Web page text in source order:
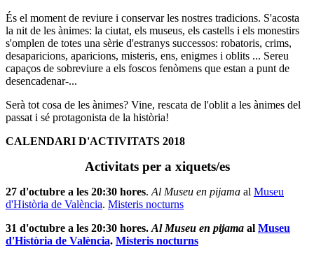
És el moment de reviure i conservar les nostres tradicions. S'acosta
la nit de les ànimes: la ciutat, els museus, els castells i els monestirs
s'omplen de totes una sèrie d'estranys successos: robatoris, crims,
desaparicions, aparicions, misteris, ens, enigmes i oblits ... Sereu
capaços de sobreviure a els foscos fenòmens que estan a punt de
desencadenar-...
Serà tot cosa de les ànimes? Vine, rescata de l'oblit a les ànimes del
passat i sé protagonista de la història!
CALENDARI D'ACTIVITATS 2018
Activitats per a xiquets/es
27 d'octubre a les 20:30 hores. Al Museu en pijama al Museu
d'Història de València. Misteris nocturns
31 d'octubre a les 20:30 hores. Al Museu en pijama al Museu
d'Història de València. Misteris nocturns